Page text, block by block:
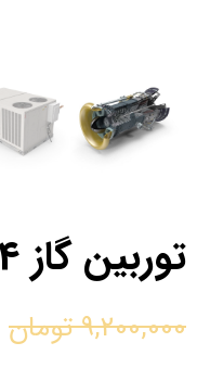
توربین گاز v4
9,200,000تومان